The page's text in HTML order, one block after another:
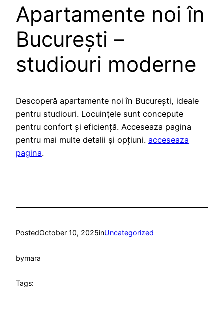
Apartamente noi în
București –
studiouri moderne
Descoperă apartamente noi în București, ideale
pentru studiouri. Locuințele sunt concepute
pentru confort și eficiență. Acceseaza pagina
pentru mai multe detalii și opțiuni. acceseaza
pagina.
PostedOctober 10, 2025inUncategorized
bymara
Tags: